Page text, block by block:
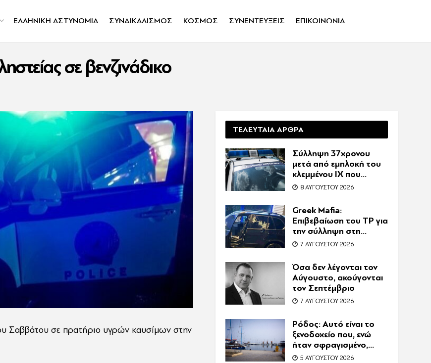
ΕΛΛΗΝΙΚΗ ΑΣΤΥΝΟΜΙΑ ΣΥΝΔΙΚΑΛΙΣΜΟΣ ΚΟΣΜΟΣ ΣΥΝΕΝΤΕΥΞΕΙΣ ΕΠΙΚΟΙΝΩΝΙΑ
σε βενζινάδικο
Σαββάτου σε πρατήριο υγρών καυσίμων στην
ΤΕΛΕΥΤΑΙΑ ΑΡΘΡΑ
Σύλληψη 37χρονου
μετά από εμπλοκή του
κλεμμένου ΙΧ που
οδηγούσε σε τροχαίο
8 ΑΥΓΟΎΣΤΟΥ 2026
Greek Mafia:
Επιβεβαίωση τoυ ΤP για
την σύλληψη στη
Γερμανία – Ένας ακόμη
τον θάνατο του
Ζαμπούνη
7 ΑΥΓΟΎΣΤΟΥ 2026
Όσα δεν λέγονται τον
Αύγουστο, ακούγονται
τον Σεπτέμβριο
7 ΑΥΓΟΎΣΤΟΥ 2026
Ρόδος: Αυτό είναι το
ξενοδοχείο που, ενώ
ήταν σφραγισμένο,
λειτουργούσε κανονικά
5 ΑΥΓΟΎΣΤΟΥ 2026